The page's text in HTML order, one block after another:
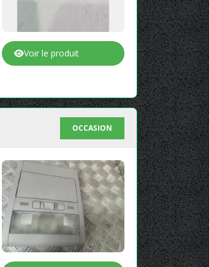
Voir le produit
OCCASION